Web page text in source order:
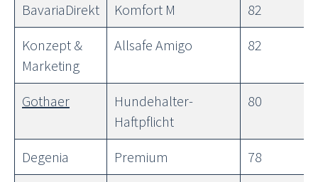
BavariaDirekt
Komfort M
82
Konzept &
Marketing
Allsafe Amigo 82
Gothaer
Hundehalter-
Haftpflicht
80
Degenia Premium
78